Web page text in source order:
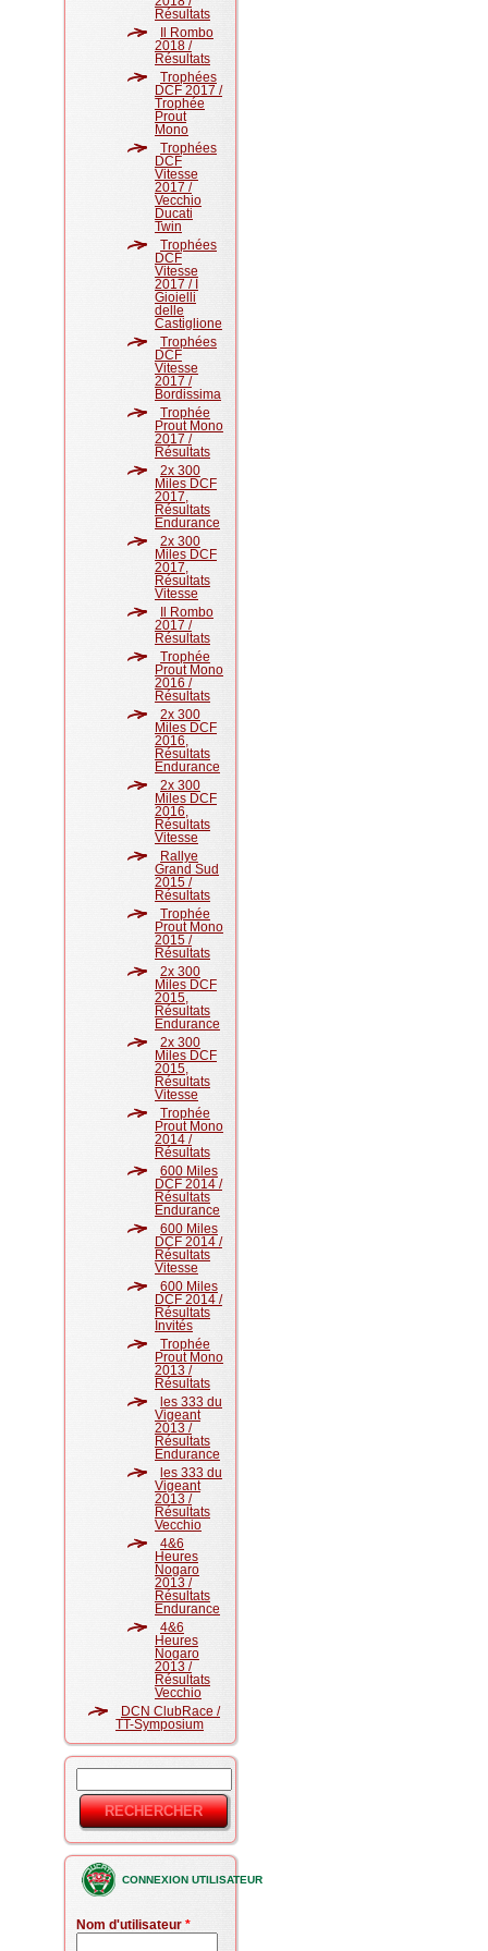
Résultats
Il Rombo
2018 /
Résultats
Trophées
DCF 2017 /
Trophée
Prout
Mono
Trophées
DCF
Vitesse
2017 /
Vecchio
Ducati
Twin
Trophées
DCF
Vitesse
2017 / I
Gioielli
delle
Castiglione
Trophées
DCF
Vitesse
2017 /
Bordissima
Trophée
Prout Mono
2017 /
Résultats
2x 300
Miles DCF
2017,
Résultats
Endurance
2x 300
Miles DCF
2017,
Résultats
Vitesse
Il Rombo
2017 /
Résultats
Trophée
Prout Mono
2016 /
Résultats
2x 300
Miles DCF
2016,
Résultats
Endurance
2x 300
Miles DCF
2016,
Résultats
Vitesse
Rallye
Grand Sud
2015 /
Résultats
Trophée
Prout Mono
2015 /
Résultats
2x 300
Miles DCF
2015,
Résultats
Endurance
2x 300
Miles DCF
2015,
Résultats
Vitesse
Trophée
Prout Mono
2014 /
Résultats
600 Miles
DCF 2014 /
Résultats
Endurance
600 Miles
DCF 2014 /
Résultats
Vitesse
600 Miles
DCF 2014 /
Résultats
Invités
Trophée
Prout Mono
2013 /
Résultats
les 333 du
Vigeant
2013 /
Résultats
Endurance
les 333 du
Vigeant
2013 /
Résultats
Vecchio
4&6
Heures
Nogaro
2013 /
Résultats
Endurance
4&6
Heures
Nogaro
2013 /
Résultats
Vecchio
DCN ClubRace /
TT-Symposium
Formulaire
de
recherche
CONNEXION UTILISATEUR
Nom d'utilisateur *